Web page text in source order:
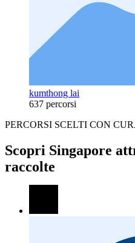
kumthong lai
637 percorsi
PERCORSI SCELTI CON
Scopri Singapore
raccolte